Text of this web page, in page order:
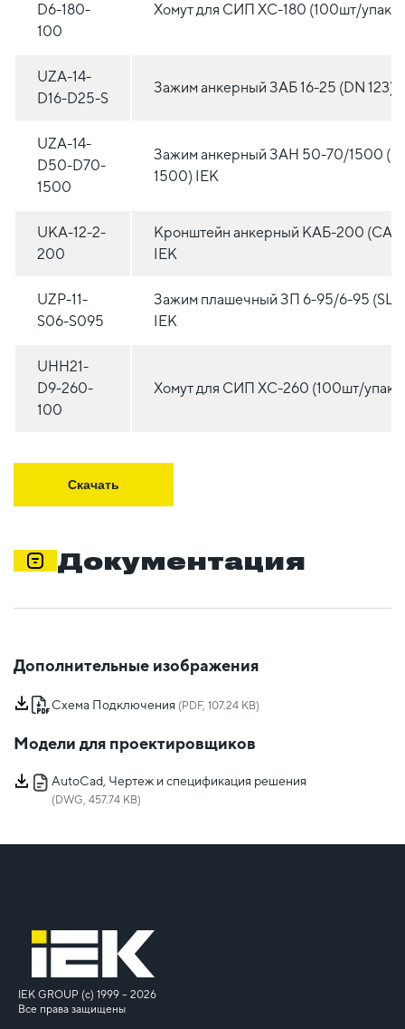
D6-180-
100
Хомут для СИП ХС-180 (100шт/упак)
UZA-14-
D16-D25-S
Зажим анкерный ЗАБ 16-25 (DN 123)
UZA-14-
D50-D70-
1500
Зажим анкерный ЗАН 50-70/1500
1500) IEK
UKA-12-2-
200
Кронштейн анкерный КАБ-200
IEK
UZP-11-
S06-S095
Зажим плашечный ЗП 6-95/6-95
IEK
UHH21-
D9-260-
100
Хомут для СИП ХС-260 (100шт/упак)
Скачать
Документация
Дополнительные изображения
Схема Подключения (PDF, 107.24 KB)
Модели для проектировщиков
AutoCad, Чертеж и спецификация решения
(DWG, 457.74 KB)
IEK GROUP (c) 1999 – 2026
Все права защищены